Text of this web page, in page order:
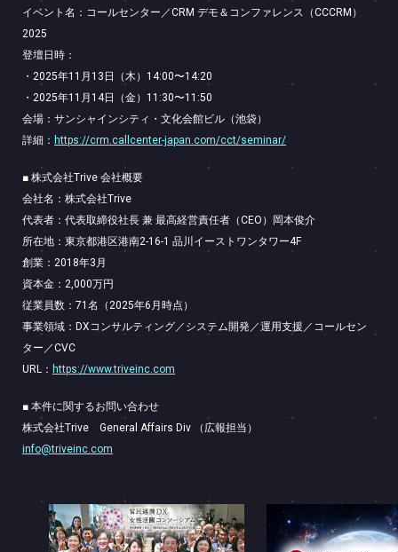
イベント名：コールセンター／CRM デモ＆コンファレンス（CCCRM）
2025
登壇日時：
・2025年11月13日（木）14:00〜14:20
・2025年11月14日（金）11:30〜11:50
会場：サンシャインシティ・文化会館ビル（池袋）
詳細： https://crm.callcenter-japan.com/cct/seminar/
■ 株式会社Trive 会社概要
会社名：株式会社Trive
代表者：代表取締役社長 兼 最高経営責任者（CEO）岡本俊介
所在地：東京都港区港南2-16-1 品川イーストワンタワー4F
創業：2018年3月
資本金：2,000万円
従業員数：71名（2025年6月時点）
事業領域：DXコンサルティング／システム開発／運用支援／コールセン
ター／CVC
URL： https://www.triveinc.com
■ 本件に関するお問い合わせ
株式会社Trive General Affairs Div （広報担当）
info@triveinc.com